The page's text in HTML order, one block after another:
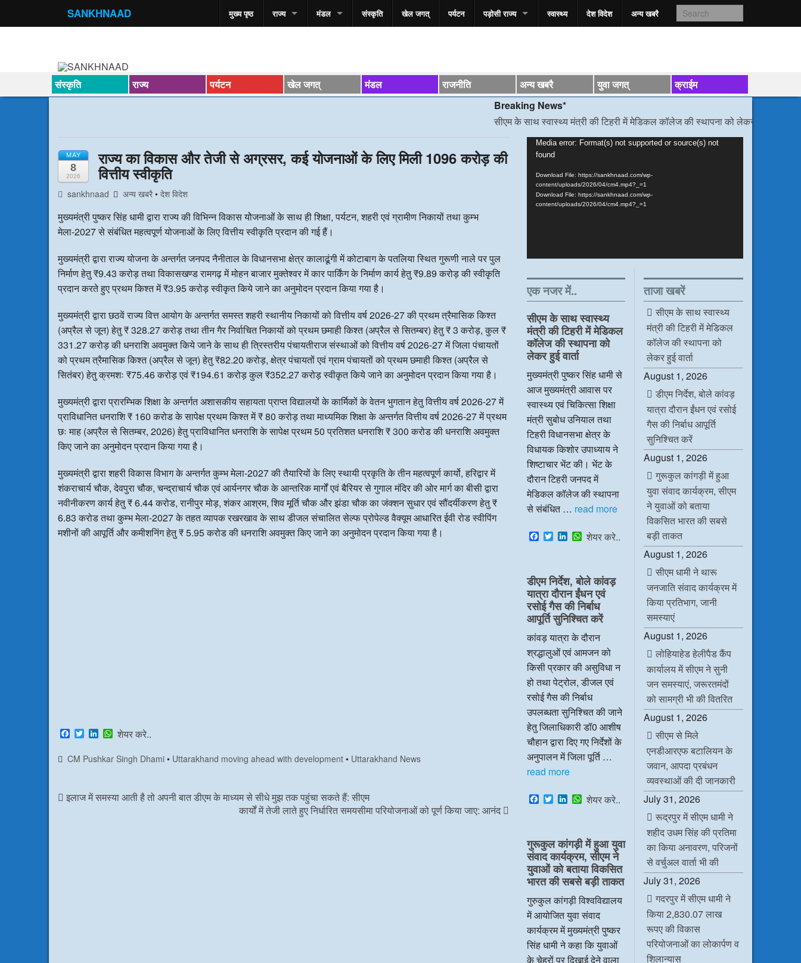
SANKHNAAD मुख्य पृष्ठ राज्य मंडल संस्कृति खेल जगत् पर्यटन पड़ोसी राज्य स्वास्‍थ्य देश विदेश अन्य खबरै
संस्कृति राज्य पर्यटन खेल जगत् मंडल राजनीति अन्य खबरै युवा जगत्
क्राईम
Breaking News*
सीएम के साथ स्वास्थ्य मंत्री की टिहरी में मेडिकल कॉलेज की स्थापना को लेकर हुई वार्ता/*/
MAY
8
2026
राज्य का विकास और तेजी से अग्रसर, कई योजनाओं के लिए मिली 1096 करोड़ की
वित्तीय स्वीकृति
sankhnaad अन्य खबरै •देश विदेश
मुख्यमंत्री पुष्कर सिंह धामी द्वारा राज्य की विभिन्न विकास योेजनाओं के साथ ही शिक्षा, पर्यटन, शहरी एवं ग्रामीण निकायों तथा कुम्भ
मेला-2027 से संबंधित महत्वपूर्ण योजनाओं के लिए वित्तीय स्वीकृति प्रदान की गई हैं।
मुख्यमंत्री द्वारा राज्य योजना के अन्तर्गत जनपद नैनीताल के विधानसभा क्षेत्र कालाढूंगी में कोटाबाग के पतलिया स्थित गुरूणी नाले पर पुल
निर्माण हेतु ₹9.43 करोड़ तथा विकासखण्ड रामगढ़ में मोहन बाजार मुक्तेश्वर में कार पार्किंग के निर्माण कार्य हेतु ₹9.89 करोड़ की स्वीकृति
प्रदान करते हुए प्रथम किश्त में ₹3.95 करोड़ स्वीकृत किये जाने का अनुमोदन प्रदान किया गया है।
मुख्यमंत्री द्वारा छठवें राज्य वित्त आयोग के अन्तर्गत समस्त शहरी स्थानीय निकायों को वित्तीय वर्ष 2026-27 की प्रथम त्रैमासिक किश्त
(अप्रैल से जून) हेतु ₹ 328.27 करोड़ तथा तीन गैर निर्वाचित निकायों को प्रथम छमाही किश्त (अप्रैल से सितम्बर) हेतु ₹ 3 करोड़, कुल ₹
331.27 करोड़ की धनराशि अवमुक्त किये जाने के साथ ही त्रिस्तरीय पंचायतीराज संस्थाओं को वित्तीय वर्ष 2026-27 में जिला पंचायतों
को प्रथम त्रैमासिक किश्त (अप्रैल से जून) हेतु ₹82.20 करोड़, क्षेत्र पंचायतों एवं ग्राम पंचायतों को प्रथम छमाही किश्त (अप्रैल से
सितंबर) हेतु क्रमशः ₹75.46 करोड़ एवं ₹194.61 करोड़ कुल ₹352.27 करोड़ स्वीकृत किये जाने का अनुमोदन प्रदान किया गया है।
मुख्यमंत्री द्वारा प्रारम्भिक शिक्षा के अन्तर्गत अशासकीय सहायता प्राप्त विद्यालयों के कार्मिकों के वेतन भुगतान हेतु वित्तीय वर्ष 2026-27 में
प्राविधानित धनराशि ₹ 160 करोड के सापेक्ष प्रथम किश्त में ₹ 80 करोड़ तथा माध्यमिक शिक्षा के अन्तर्गत वित्तीय वर्ष 2026-27 में प्रथम
छः माह (अप्रैल से सितम्बर, 2026) हेतु प्राविधानित धनराशि के सापेक्ष प्रथम 50 प्रतिशत धनराशि ₹ 300 करोड की धनराशि अवमुक्त
किए जाने का अनुमोदन प्रदान किया गया है।
मुख्यमंत्री द्वारा शहरी विकास विभाग के अन्तर्गत कुम्भ मेला-2027 की तैयारियों के लिए स्थायी प्रकृति के तीन महत्वपूर्ण कार्यो, हरिद्वार में
शंकराचार्य चौक, देवपुरा चौक, चन्द्राचार्य चौक एवं आर्यनगर चौक के आन्तरिक मार्गों एवं बैरियर से गुगाल मंदिर की ओर मार्ग का बीसी द्वारा
नवीनीकरण कार्य हेतु ₹ 6.44 करोड, रानीपुर मोड़, शंकर आश्रम, शिव मूर्ति चौक और झंडा चौक का जंक्शन सुधार एवं सौंदर्यीकरण हेतु ₹
6.83 करोड तथा कुम्भ मेला-2027 के तहत व्यापक रखरखाव के साथ डीजल संचालित सेल्फ प्रोपेल्ड वैक्यूम आधारित ईवी रोड स्वीपिंग
मशीनों की आपूर्ति और कमीशनिंग हेतु ₹ 5.95 करोड की धनराशि अवमुक्त किए जाने का अनुमोदन प्रदान किया गया है।
F
a
c
e
k
T
w
i
t
L
n
k
n
W
a
t
p
शेयर करे..
CM Pushkar Singh Dhami • Uttarakhand moving ahead with development • Uttarakhand News
इलाज में समस्या आती है तो अपनी बात डीएम के माध्यम से सीधे मुझ तक पहुंचा सकते हैं: सीएम
कार्यों में तेजी लाते हुए निर्धारित समयसीमा परियोजनाओं को पूर्ण किया जाए: आनंद
Video
Player
Media error: Format(s) not supported or source(s) not
found
Download File: https://sankhnaad.com/wp-
content/uploads/2026/04/cm4.mp4?_=1
Download File: https://sankhnaad.com/wp-
content/uploads/2026/04/cm4.mp4?_=1
एक नजर में..
सीएम के साथ स्वास्थ्य
मंत्री की टिहरी में मेडिकल
कॉलेज की स्थापना को
लेकर हुई वार्ता
मुख्यमंत्री पुष्कर सिंह धामी से
आज मुख्यमंत्री आवास पर
स्वास्थ्य एवं चिकित्सा शिक्षा
मंत्री सुबोध उनियाल तथा
टिहरी विधानसभा क्षेत्र के
विधायक किशोर उपाध्याय ने
शिष्टाचार भेंट की। भेंट के
दौरान टिहरी जनपद में
मेडिकल कॉलेज की स्थापना
से संबंधित … read more
F
a
o
o
k
T
w
t
e
r
L
i
d
I
n
W
h
s
A
p
p
शेयर करे..
डीएम निर्देश, बोले कांवड़
यात्रा दौरान ईंधन एवं
रसोई गैस की निर्बाध
आपूर्ति सुनिश्चित करें
कांवड़ यात्रा के दौरान
श्रद्धालुओं एवं आमजन को
किसी प्रकार की असुविधा न
हो तथा पेट्रोल, डीजल एवं
रसोई गैस की निर्बाध
उपलब्धता सुनिश्चित की जाने
हेतु जिलाधिकारी डॉ0 आशीष
चौहान द्वारा दिए गए निर्देशों के
अनुपालन में जिला पूर्ति …
read more
F
a
o
o
k
T
w
e
r
L
i
e
d
I
n
W
h
s
A
p
p
शेयर करे..
गुरूकुल कांगड़ी में हुआ युवा
संवाद कार्यक्रम, सीएम ने
युवाओं को बताया विकसित
भारत की सबसे बड़ी ताकत
गुरुकुल कांगड़ी विश्वविद्यालय
में आयोजित युवा संवाद
कार्यक्रम में मुख्यमंत्री पुष्कर
सिंह धामी ने कहा कि युवाओं
के चेहरों पर दिखाई देने वाला
ताजा खबरें
सीएम के साथ स्वास्थ्य
मंत्री की टिहरी में मेडिकल
कॉलेज की स्थापना को
लेकर हुई वार्ता
August 1, 2026
डीएम निर्देश, बोले कांवड़
यात्रा दौरान ईंधन एवं रसोई
गैस की निर्बाध आपूर्ति
सुनिश्चित करें
August 1, 2026
गुरूकुल कांगड़ी में हुआ
युवा संवाद कार्यक्रम, सीएम
ने युवाओं को बताया
विकसित भारत की सबसे
बड़ी ताकत
August 1, 2026
सीएम धामी ने थारू
जनजाति संवाद कार्यक्रम में
किया प्रतिभाग, जानी
समस्याएं
August 1, 2026
लोहियाहेड हेलीपैड कैंप
कार्यालय में सीएम ने सुनी
जन समस्याएं, जरूरतमंदों
को सामग्री भी की वितरित
August 1, 2026
सीएम से मिले
एनडीआरएफ बटालियन के
जवान, आपदा प्रबंधन
व्यवस्थाओं की दी जानकारी
July 31, 2026
रूद्रपुर में सीएम धामी ने
शहीद उधम सिंह की प्रतिमा
का किया अनावरण, परिजनों
से वर्चुअल वार्ता भी की
July 31, 2026
गदरपुर में सीएम धामी ने
किया 2,830.07 लाख
रूपए की विकास
परियोजनाओं का लोकार्पण व
शिलान्यास